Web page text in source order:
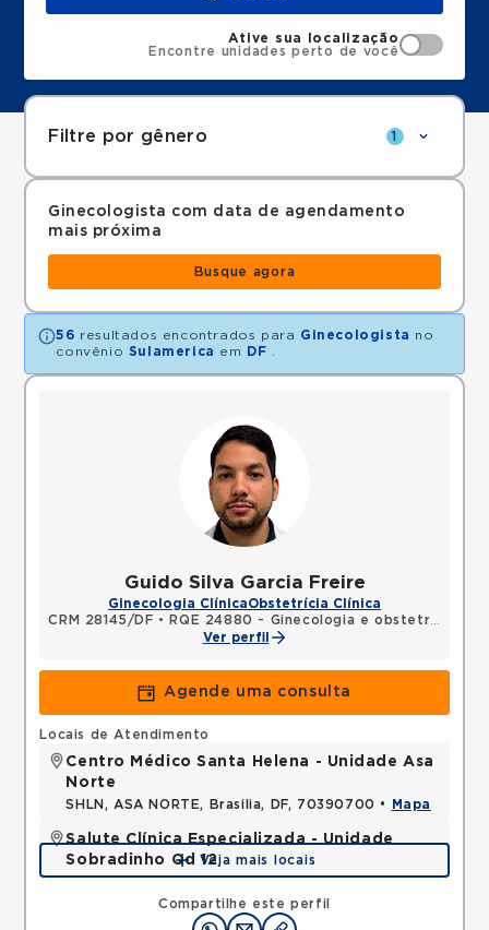
Ative sua localização
Encontre unidades perto de você
Filtre por gênero 1
Ginecologista com data de agendamento
mais próxima
Busque agora
56 resultados encontrados para Ginecologista no
convênio Sulamerica em DF
Guido Silva Garcia Freire
Ginecologia ClínicaObstetrícia Clínica
CRM 28145/DF •
RQE 24880 - Ginecologia e obstetrícia
Ver perfil
Agende uma consulta
Compartilhe este perfil
Locais de Atendimento
Centro Médico Santa Helena - Unidade Asa
Norte
SHLN, ASA NORTE, Brasilia, DF, 70390700 • Mapa
Salute Clínica Especializada - Unidade
Sobradinho Qd 12
QUADRA, SOBRADINHO, Brasilia, DF, 73010120 •
Veja mais locais